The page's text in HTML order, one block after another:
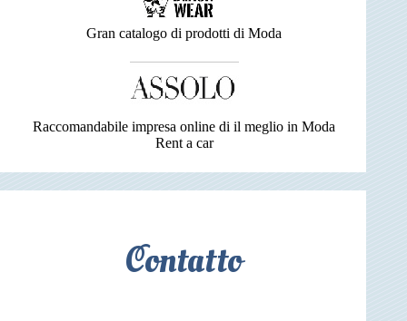
Gran catalogo di prodotti di Moda
Raccomandabile impresa online di il meglio in Moda
Rent a car
Contatto